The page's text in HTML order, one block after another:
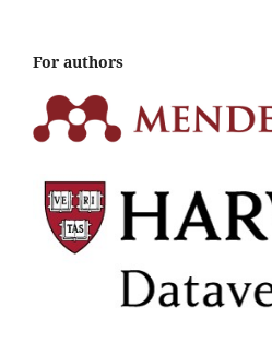
For authors